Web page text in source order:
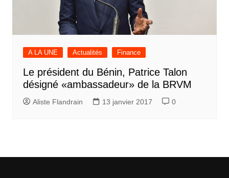
A LA UNE Actualités Finance
Le président du Bénin, Patrice Talon
désigné «ambassadeur» de la BRVM
Aliste Flandrain 13 janvier 2017 0